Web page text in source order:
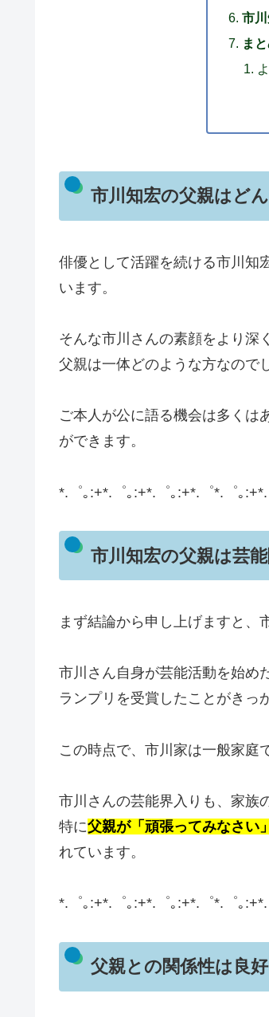
市
ま
市川知宏の父親はど
俳優として活躍を続ける市川知
います。
そんな市川さんの素顔をより深
父親は一体どのような方なので
ご本人が公に語る機会は多くは
ができます。
*.゜｡:+*.゜｡:+*.゜｡:+*.゜*.゜｡:+*.
市川知宏の父親は芸
まず結論から申し上げますと、
市川さん自身が芸能活動を始め
ランプリを受賞したことがきっ
この時点で、市川家は一般家庭
市川さんの芸能界入りも、家族
特に父親が「頑張ってみなさい
れています。
*.゜｡:+*.゜｡:+*.゜｡:+*.゜*.゜｡:+*.
父親との関係性は良好